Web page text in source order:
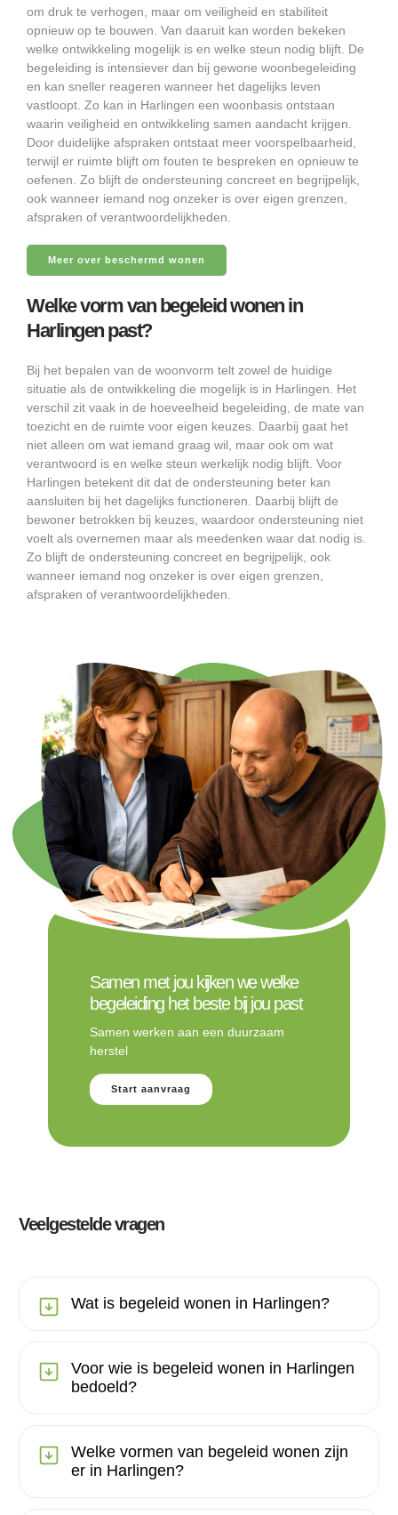
om druk te verhogen, maar om veiligheid en stabiliteit
opnieuw op te bouwen. Van daaruit kan worden bekeken
welke ontwikkeling mogelijk is en welke steun nodig blijft. De
begeleiding is intensiever dan bij gewone woonbegeleiding
en kan sneller reageren wanneer het dagelijks leven
vastloopt. Zo kan in Harlingen een woonbasis ontstaan
waarin veiligheid en ontwikkeling samen aandacht krijgen.
Door duidelijke afspraken ontstaat meer voorspelbaarheid,
terwijl er ruimte blijft om fouten te bespreken en opnieuw te
oefenen. Zo blijft de ondersteuning concreet en begrijpelijk,
ook wanneer iemand nog onzeker is over eigen grenzen,
afspraken of verantwoordelijkheden.
Meer over beschermd wonen
Welke vorm van begeleid wonen in
Harlingen past?
Bij het bepalen van de woonvorm telt zowel de huidige
situatie als de ontwikkeling die mogelijk is in Harlingen. Het
verschil zit vaak in de hoeveelheid begeleiding, de mate van
toezicht en de ruimte voor eigen keuzes. Daarbij gaat het
niet alleen om wat iemand graag wil, maar ook om wat
verantwoord is en welke steun werkelijk nodig blijft. Voor
Harlingen betekent dit dat de ondersteuning beter kan
aansluiten bij het dagelijks functioneren. Daarbij blijft de
bewoner betrokken bij keuzes, waardoor ondersteuning niet
voelt als overnemen maar als meedenken waar dat nodig is.
Zo blijft de ondersteuning concreet en begrijpelijk, ook
wanneer iemand nog onzeker is over eigen grenzen,
afspraken of verantwoordelijkheden.
Samen met jou kijken we welke
begeleiding het beste bij jou past
Samen werken aan een duurzaam
herstel
Start aanvraag
Veelgestelde vragen
Wat is begeleid wonen in Harlingen?
Voor wie is begeleid wonen in Harlingen
bedoeld?
Welke vormen van begeleid wonen zijn
er in Harlingen?